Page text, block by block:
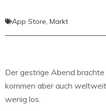
App Store, Markt
Der gestrige Abend
kommen aber auch
wenig los.